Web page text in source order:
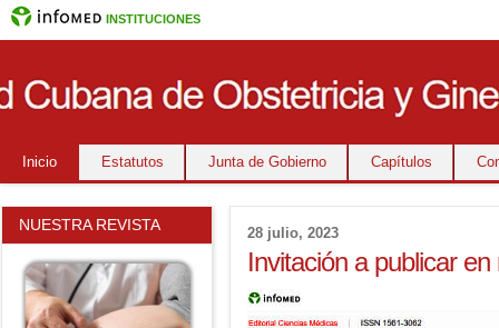
INSTITUCIONES
Inicio Estatutos Junta de Gobierno Capítulos
28 julio, 2023
Invitación a publicar
NUESTRA REVISTA